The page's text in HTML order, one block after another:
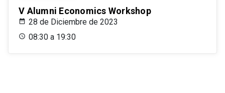
V Alumni Economics Workshop
28 de Diciembre de 2023
08:30 a 19:30